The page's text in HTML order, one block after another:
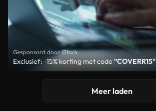
Gesponsord door iStock
Exclusief: -15% korting met code "COVERR15"
Meer laden